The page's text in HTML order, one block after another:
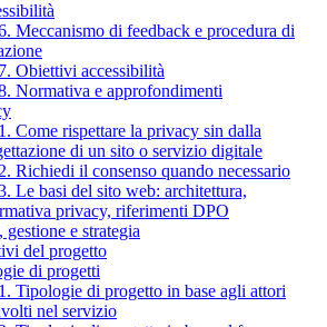
Meccanismo di feedback e procedura di
Obiettivi accessibilità
Normativa e approfondimenti
Come rispettare la privacy sin dalla
di un sito o servizio digitale
Richiedi il consenso quando necessario
Le basi del sito web: architettura,
privacy, riferimenti DPO
e strategia
del progetto
di progetti
Tipologie di progetto in base agli attori
nel servizio